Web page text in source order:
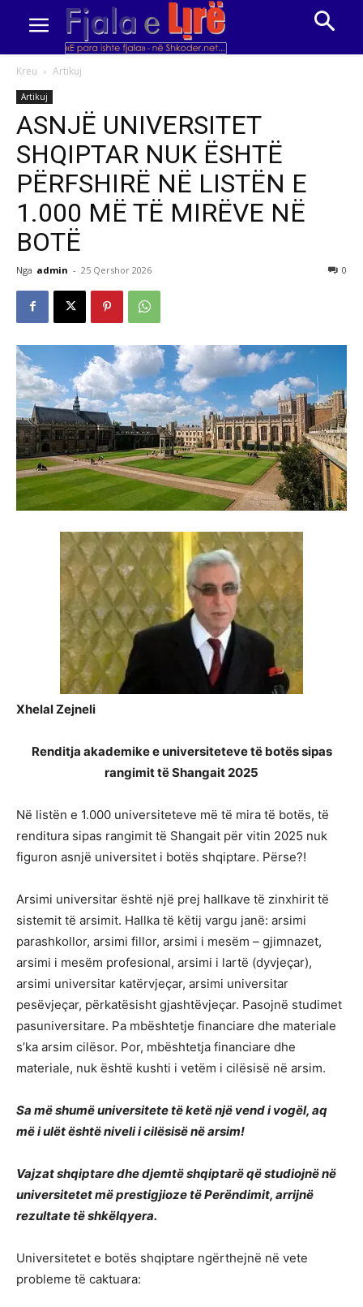
Kreu Artikuj
Artikuj
ASNJË UNIVERSITET
SHQIPTAR NUK ËSHTË
PËRFSHIRË NË LISTËN E
1.000 MË TË MIRËVE NË
BOTË
Nga admin - 25 Qershor 2026 0
Xhelal Zejneli
Renditja akademike e universiteteve të botës sipas
rangimit të Shangait 2025
Në listën e 1.000 universiteteve më të mira të botës, të
renditura sipas rangimit të Shangait për vitin 2025 nuk
figuron asnjë universitet i botës shqiptare. Përse?!
Arsimi universitar është një prej hallkave të zinxhirit të
sistemit të arsimit. Hallka të këtij vargu janë: arsimi
parashkollor, arsimi fillor, arsimi i mesëm – gjimnazet,
arsimi i mesëm profesional, arsimi i lartë (dyvjeçar),
arsimi universitar katërvjeçar, arsimi universitar
pesëvjeçar, përkatësisht gjashtëvjeçar. Pasojnë studimet
pasuniversitare. Pa mbështetje financiare dhe materiale
s’ka arsim cilësor. Por, mbështetja financiare dhe
materiale, nuk është kushti i vetëm i cilësisë në arsim.
Sa më shumë universitete të ketë një vend i vogël, aq
më i ulët është niveli i cilësisë në arsim!
Vajzat shqiptare dhe djemtë shqiptarë që studiojnë në
universitetet më prestigjioze të Perëndimit, arrijnë
rezultate të shkëlqyera.
Universitetet e botës shqiptare ngërthejnë në vete
probleme të caktuara: